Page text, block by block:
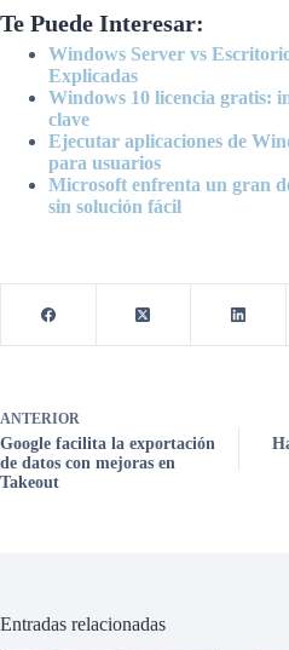
Te Puede Interesar:
Windows Server vs
Explicadas
Windows 10 licencia gratis:
clave
Ejecutar aplicaciones de
para usuarios
Microsoft enfrenta un gran
sin solución fácil
ANTERIOR
Google facilita la exportación
de datos con mejoras en
Takeout
Entradas relacionadas